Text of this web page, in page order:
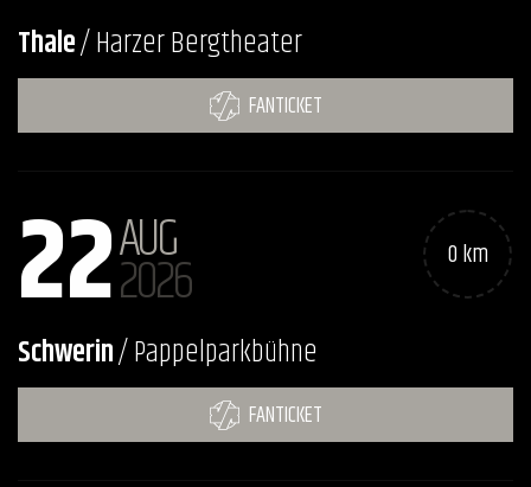
Thale/ Harzer Bergtheater
FANTICKET
22AUG
2026 0 km
Schwerin/ Pappelparkbühne
FANTICKET